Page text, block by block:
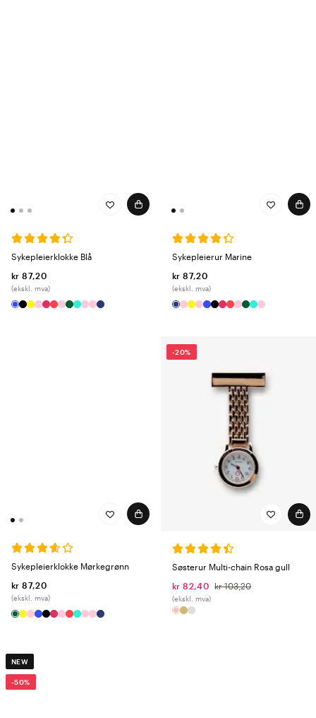
Sykepleierklokke Blå
kr 87,20
(ekskl. mva)
Sykepleierur Marine
kr 87,20
(ekskl. mva)
Sykepleierklokke Mørkegrønn
kr 87,20
(ekskl. mva)
-20%
Søsterur Multi-chain Rosa gull
kr 82,40 kr 103,20
(ekskl. mva)
NEW
-50%